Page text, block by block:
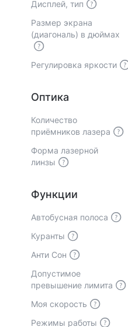
Дисплей, тип
Размер экрана
(диагональ) в дюймах
Регулировка яркости
Оптика
Количество
приёмников лазера
Форма лазерной
линзы
Функции
Автобусная полоса
Куранты
Анти Сон
Допустимое
превышение лимита
Моя скорость
Режимы работы